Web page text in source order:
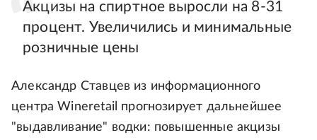
Акцизы на спиртное выросли на 8-31
процент. Увеличились и минимальные
розничные цены
Александр Ставцев из информационного
центра Wineretail прогнозирует дальнейшее
"выдавливание" водки: повышенные акцизы